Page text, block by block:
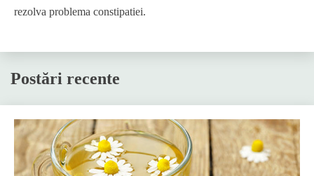
rezolva problema constipatiei.
Postări recente